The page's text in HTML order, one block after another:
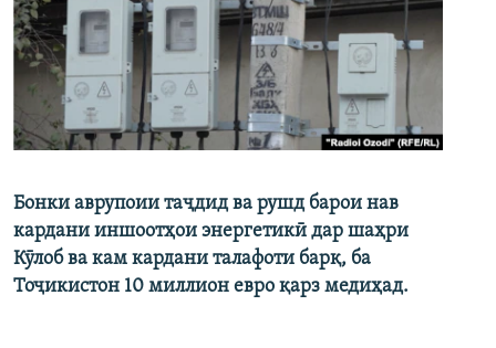
Бонки аврупоии таҷдид ва рушд барои нав
кардани иншоотҳои энергетикӣ дар шаҳри
Кӯлоб ва кам кардани талафоти барқ, ба
Тоҷикистон 10 миллион евро қарз медиҳад.